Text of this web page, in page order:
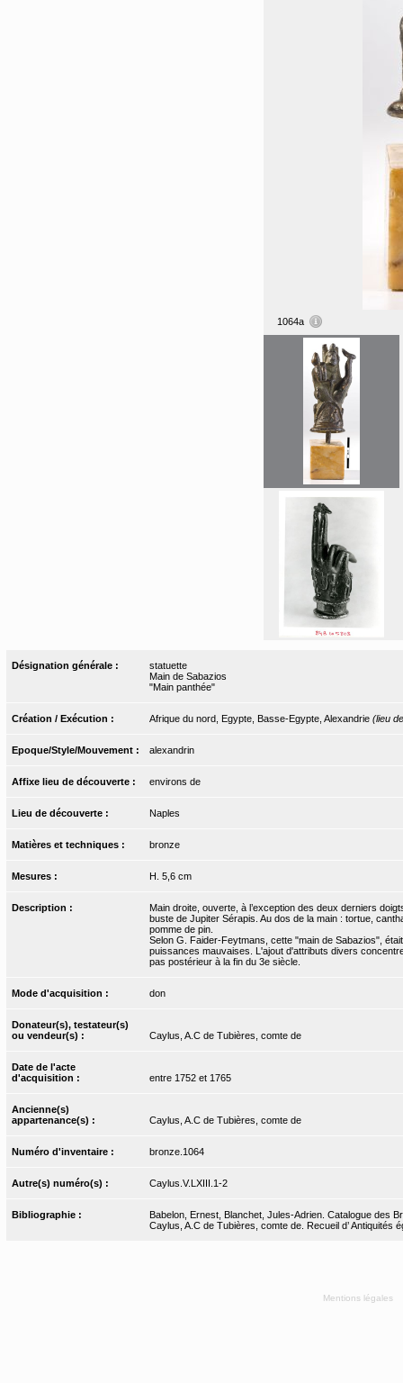
1064a
Désignation générale :
statuette
Main de Sabazios
"Main panthée"
Création / Exécution : Afrique du nord, Egypte, Basse-Egypte, Alexandrie (lieu
Epoque/Style/Mouvement : alexandrin
Affixe lieu de découverte : environs de
Lieu de découverte : Naples
Matières et techniques : bronze
Mesures : H. 5,6 cm
Description :
Main droite, ouverte, à l’exception des deux derniers
buste de Jupiter Sérapis. Au dos de la main : tortue,
pomme de pin.
Selon G. Faider-Feytmans, cette "main de Sabazios",
puissances mauvaises. L'ajout d'attributs divers
pas postérieur à la fin du 3e siècle.
Mode d'acquisition : don
Donateur(s), testateur(s)
ou vendeur(s) :
Caylus, A.C de Tubières, comte de
Date de l'acte
d'acquisition :
entre 1752 et 1765
Ancienne(s)
appartenance(s) :
Caylus, A.C de Tubières, comte de
Numéro d'inventaire : bronze.1064
Autre(s) numéro(s) : Caylus.V.LXIII.1-2
Bibliographie :
Babelon, Ernest, Blanchet, Jules-Adrien. Catalogue des
Caylus, A.C de Tubières, comte de. Recueil d’ Antiquités
Mentions légales